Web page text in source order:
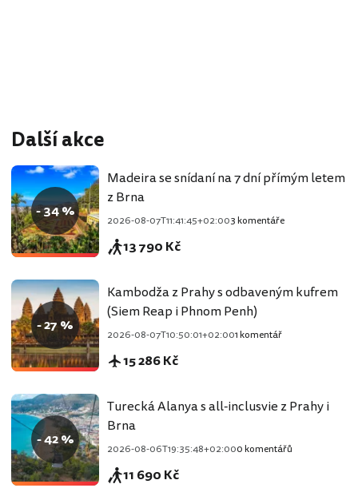
Další akce
- 34 %
Madeira se snídaní na 7 dní přímým letem
z Brna
2026-08-07T11:41:45+02:003 komentáře
13 790 Kč
- 27 %
Kambodža z Prahy s odbaveným kufrem
(Siem Reap i Phnom Penh)
2026-08-07T10:50:01+02:001 komentář
15 286 Kč
- 42 %
Turecká Alanya s all-inclusvie z Prahy i
Brna
2026-08-06T19:35:48+02:000 komentářů
11 690 Kč